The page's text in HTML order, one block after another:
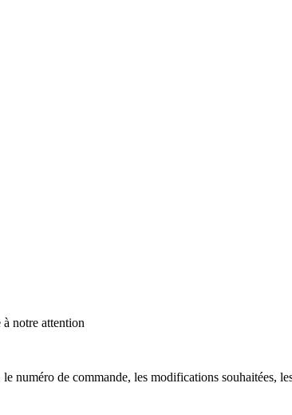
à notre attention
numéro de commande, les modifications souhaitées,